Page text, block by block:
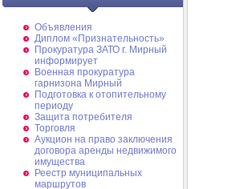
Объявления
Диплом «Признательность»
Прокуратура ЗАТО г. Мирный
информирует
Военная прокуратура
гарнизона Мирный
Подготовка к отопительному
периоду
Защита потребителя
Торговля
Аукцион на право заключения
договора аренды недвижимого
имущества
Реестр муниципальных
маршрутов